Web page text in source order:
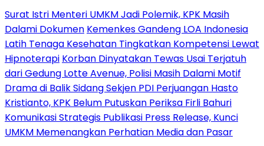
Surat Istri Menteri UMKM Jadi Polemik, KPK Masih
Dalami Dokumen Kemenkes Gandeng LOA Indonesia
Latih Tenaga Kesehatan Tingkatkan Kompetensi Lewat
Hipnoterapi Korban Dinyatakan Tewas Usai Terjatuh
dari Gedung Lotte Avenue, Polisi Masih Dalami Motif
Drama di Balik Sidang Sekjen PDI Perjuangan Hasto
Kristianto, KPK Belum Putuskan Periksa Firli Bahuri
Komunikasi Strategis Publikasi Press Release, Kunci
UMKM Memenangkan Perhatian Media dan Pasar